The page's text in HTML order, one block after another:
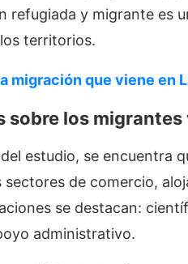
refugiada y migrante es
territorios.
migración que viene en
sobre los
estudio, se encuentra
de comercio,
se destacan:
administrativo.